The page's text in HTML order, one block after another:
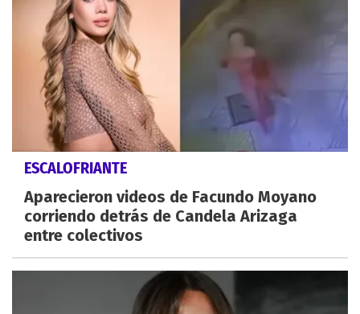
ESCALOFRIANTE
Aparecieron videos de Facundo Moyano
corriendo detrás de Candela Arizaga
entre colectivos